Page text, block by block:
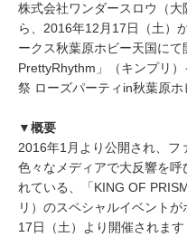
株式会社ワンダースロウ（
ら、2016年12月17日（土）
ークス秋葉原ホビー天国に
PrettyRhythm」（キンプリ
祭 ローズパーティin秋葉原ホ
▼概要
2016年1月より公開され、フ
色々なメディアで大反響を
れている、「KING OF
リ）のスペシャルイベント
17日（土）より開催されます